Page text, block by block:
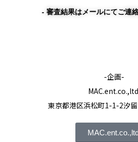
- 審査結果はメールにてご連
-企画-
東京都港区浜松町1-1-2汐